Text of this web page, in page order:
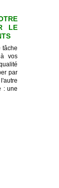
LE
tâche
vos
par
: une